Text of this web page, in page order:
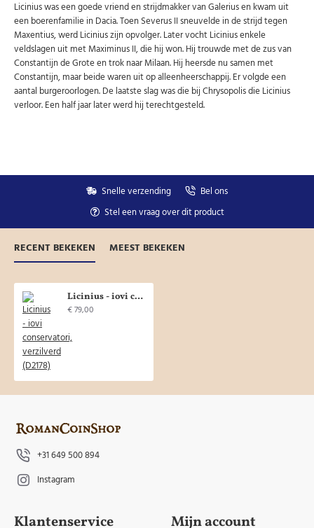
Licinius was een goede vriend en strijdmakker van Galerius en kwam uit
een boerenfamilie in Dacia. Toen Severus II sneuvelde in de strijd tegen
Maxentius, werd Licinius zijn opvolger. Later vocht Licinius enkele
veldslagen uit met Maximinus II, die hij won. Hij trouwde met de zus van
Constantijn de Grote en trok naar Milaan. Hij heersde nu samen met
Constantijn, maar beide waren uit op alleenheerschappij. Er volgde een
aantal burgeroorlogen. De laatste slag was die bij Chrysopolis die Licinius
verloor. Een half jaar later werd hij terechtgesteld.
Snelle verzending
Bel ons
Stel een vraag over dit product
RECENT BEKEKEN MEEST BEKEKEN
Licinius - iovi conservatori, verzilverd (D2178)
€ 79,00
+31 649 500 894
Instagram
Klantenservice Mijn account